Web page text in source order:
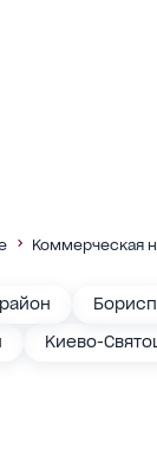
Коммерческая
Киево-